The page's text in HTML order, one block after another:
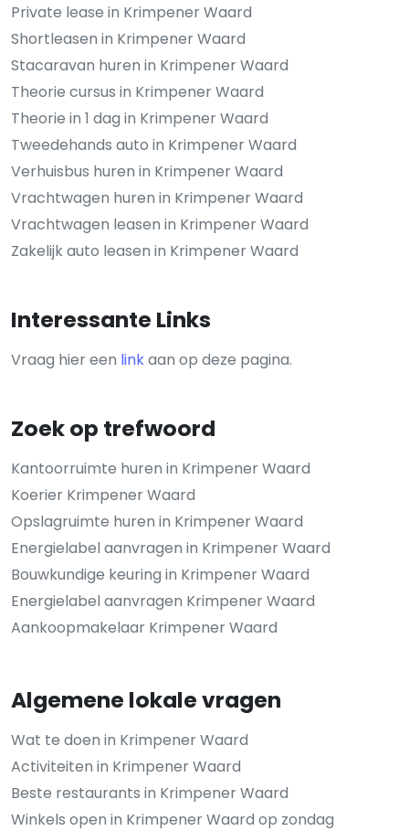
Private lease in Krimpener Waard
Shortleasen in Krimpener Waard
Stacaravan huren in Krimpener Waard
Theorie cursus in Krimpener Waard
Theorie in 1 dag in Krimpener Waard
Tweedehands auto in Krimpener Waard
Verhuisbus huren in Krimpener Waard
Vrachtwagen huren in Krimpener Waard
Vrachtwagen leasen in Krimpener Waard
Zakelijk auto leasen in Krimpener Waard
Interessante Links
Vraag hier een linkaan op deze pagina.
Zoek op trefwoord
Kantoorruimte huren in Krimpener Waard
Koerier Krimpener Waard
Opslagruimte huren in Krimpener Waard
Energielabel aanvragen in Krimpener Waard
Bouwkundige keuring in Krimpener Waard
Energielabel aanvragen Krimpener Waard
Aankoopmakelaar Krimpener Waard
Algemene lokale vragen
Wat te doen in Krimpener Waard
Activiteiten in Krimpener Waard
Beste restaurants in Krimpener Waard
Winkels open in Krimpener Waard op zondag